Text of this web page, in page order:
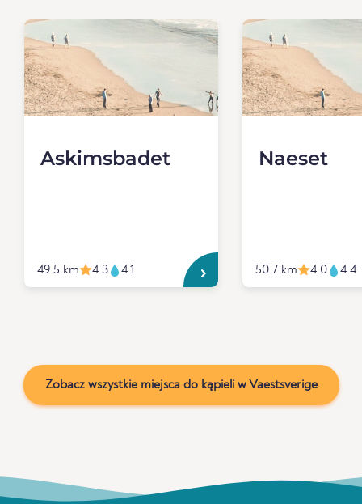
Askimsbadet
49.5 km 4.3 4.1
Naeset
50.7 km 4.0 4.4
Zobacz wszystkie miejsca do kąpieli w Vaestsverige